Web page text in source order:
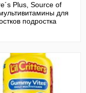
Plus, Source of
для
подростка